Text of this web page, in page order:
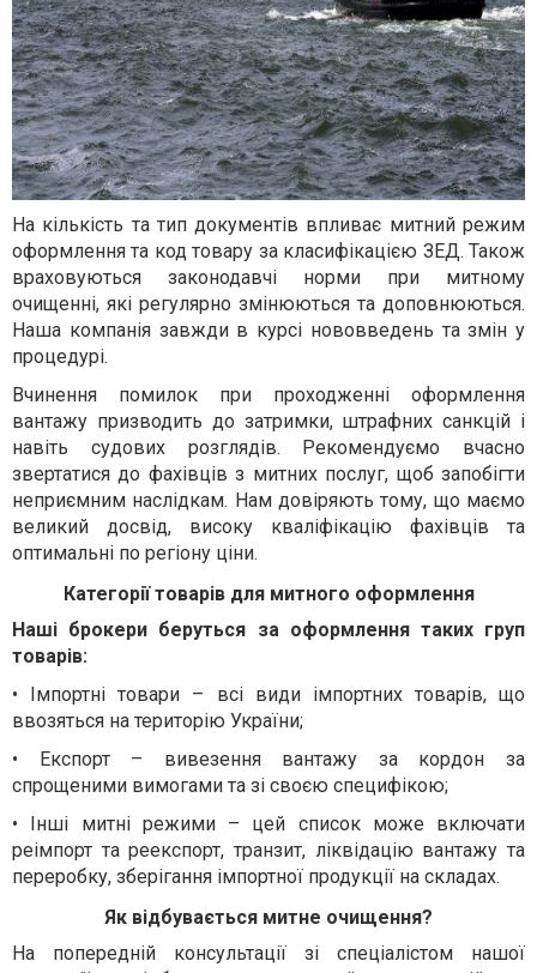
На кількість та тип документів впливає митний режим
оформлення та код товару за класифікацією ЗЕД. Також
враховуються законодавчі норми при митному
очищенні, які регулярно змінюються та доповнюються.
Наша компанія завжди в курсі нововведень та змін у
процедурі.
Вчинення помилок при проходженні оформлення
вантажу призводить до затримки, штрафних санкцій і
навіть судових розглядів. Рекомендуємо вчасно
звертатися до фахівців з митних послуг, щоб запобігти
неприємним наслідкам. Нам довіряють тому, що маємо
великий досвід, високу кваліфікацію фахівців та
оптимальні по регіону ціни.
Категорії товарів для митного оформлення
Наші брокери беруться за оформлення таких груп
товарів:
• Імпортні товари – всі види імпортних товарів, що
ввозяться на територію України;
• Експорт – вивезення вантажу за кордон за
спрощеними вимогами та зі своєю специфікою;
• Інші митні режими – цей список може включати
реімпорт та реекспорт, транзит, ліквідацію вантажу та
переробку, зберігання імпортної продукції на складах.
Як відбувається митне очищення?
На попередній консультації зі спеціалістом нашої